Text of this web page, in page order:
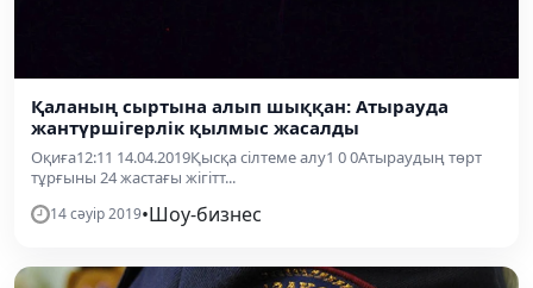
Қаланың сыртына алып шыққан: Атырауда
жантүршігерлік қылмыс жасалды
Оқиға12:11 14.04.2019Қысқа сілтеме алу1 0 0Атыраудың төрт
тұрғыны 24 жастағы жігітт...
14 сәуір 2019•Шоу-бизнес